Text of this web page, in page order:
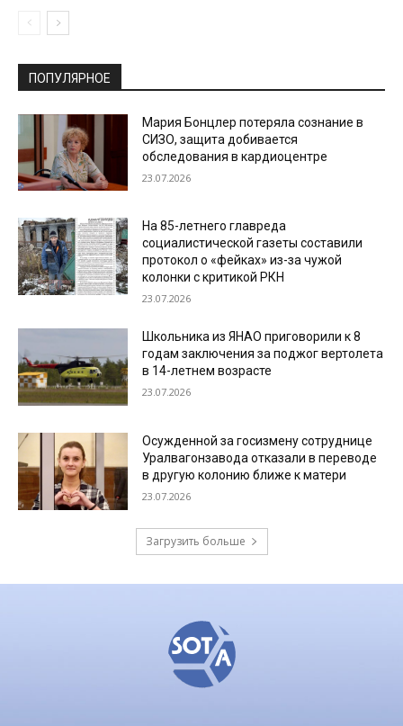
ПОПУЛЯРНОЕ
Мария Бонцлер потеряла сознание в
СИЗО, защита добивается
обследования в кардиоцентре
23.07.2026
На 85-летнего главреда
социалистической газеты составили
протокол о «фейках» из-за чужой
колонки с критикой РКН
23.07.2026
Школьника из ЯНАО приговорили к 8
годам заключения за поджог вертолета
в 14-летнем возрасте
23.07.2026
Осужденной за госизмену сотруднице
Уралвагонзавода отказали в переводе
в другую колонию ближе к матери
23.07.2026
Загрузить больше